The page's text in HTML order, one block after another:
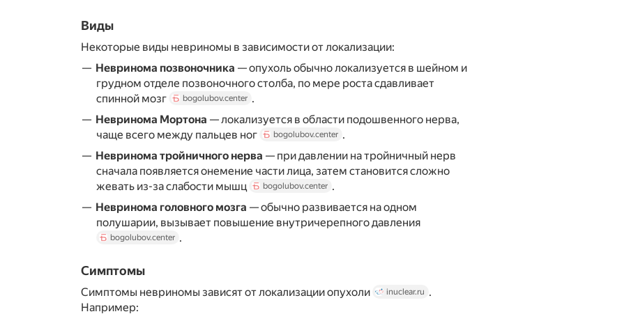
Виды
Некоторые виды невриномы в зависимости от локализации:
Невринома позвоночника — опухоль обычно локализуется в шейном и
грудном отделе позвоночного столба, по мере роста сдавливает
спинной мозг
bogolubov.center .
Невринома Мортона — локализуется в области подошвенного нерва,
чаще всего между пальцев ног
bogolubov.center .
Невринома тройничного нерва — при давлении на тройничный нерв
сначала появляется онемение части лица, затем становится сложно
жевать из-за слабости мышц
bogolubov.center .
Невринома головного мозга — обычно развивается на одном
полушарии, вызывает повышение внутричерепного давления
bogolubov.center .
Симптомы
Симптомы невриномы зависят от локализации опухоли inuclear.ru .
Например: